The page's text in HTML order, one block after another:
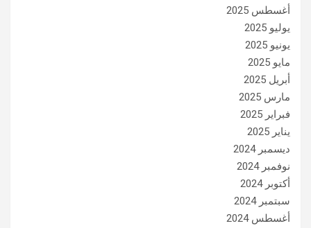
أغسطس 2025
يوليو 2025
يونيو 2025
مايو 2025
أبريل 2025
مارس 2025
فبراير 2025
يناير 2025
ديسمبر 2024
نوفمبر 2024
أكتوبر 2024
سبتمبر 2024
أغسطس 2024